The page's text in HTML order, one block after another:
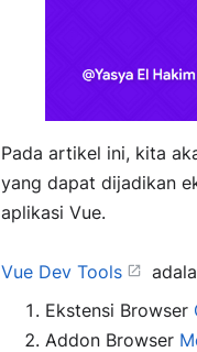
Pada artikel ini, kita
yang dapat dijadikan
aplikasi Vue.
Vue Dev Tools
Ekstensi Browser
Addon Browser